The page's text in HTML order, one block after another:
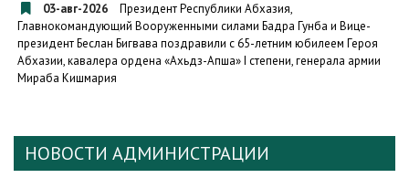
03-авг-2026
Президент Республики Абхазия,
Главнокомандующий Вооруженными силами Бадра Гунба и Вице-
президент Беслан Бигвава поздравили с 65-летним юбилеем Героя
Абхазии, кавалера ордена «Ахьдз-Апша» I степени, генерала армии
Мираба Кишмария
НОВОСТИ АДМИНИСТРАЦИИ